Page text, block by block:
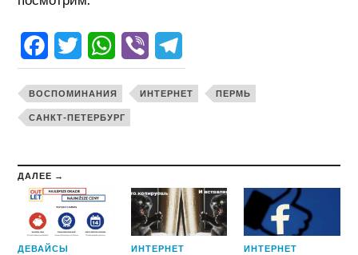
FacebookTwitter WhatsApp
Viber
ВОСПОМИНАНИЯ ИНТЕРНЕТ ПЕРМЬ
САНКТ-ПЕТЕРБУРГ
ДАЛЕЕ →
ДЕВАЙСЫ ИНТЕРНЕТ ИНТЕРНЕТ